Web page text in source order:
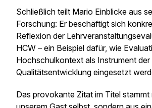
Schließlich teilt Mario Einblicke aus
Forschung: Er beschäftigt sich
Reflexion der
HCW – ein Beispiel dafür, wie
Hochschulkontext als Instrument der
Qualitätsentwicklung eingesetzt
Das provokante Zitat im Titel